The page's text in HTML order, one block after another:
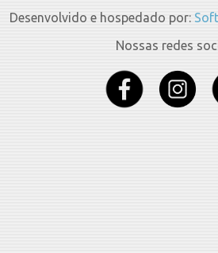
Desenvolvido e hospedado por:
Nossas redes